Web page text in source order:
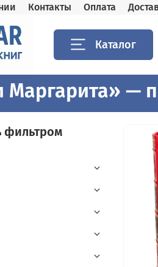
Контакты Оплата
Каталог
Маргарита» —
фильтром